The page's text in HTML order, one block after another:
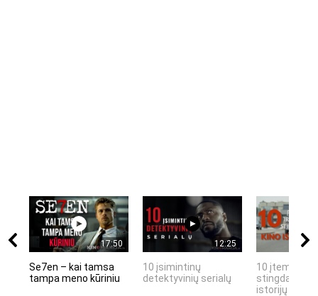
17:50
Se7en – kai tamsa
tampa meno kūriniu
12:25
10 įsimintinų
detektyvinių serialų
10 įtemptų,
stingdančių
istorijų